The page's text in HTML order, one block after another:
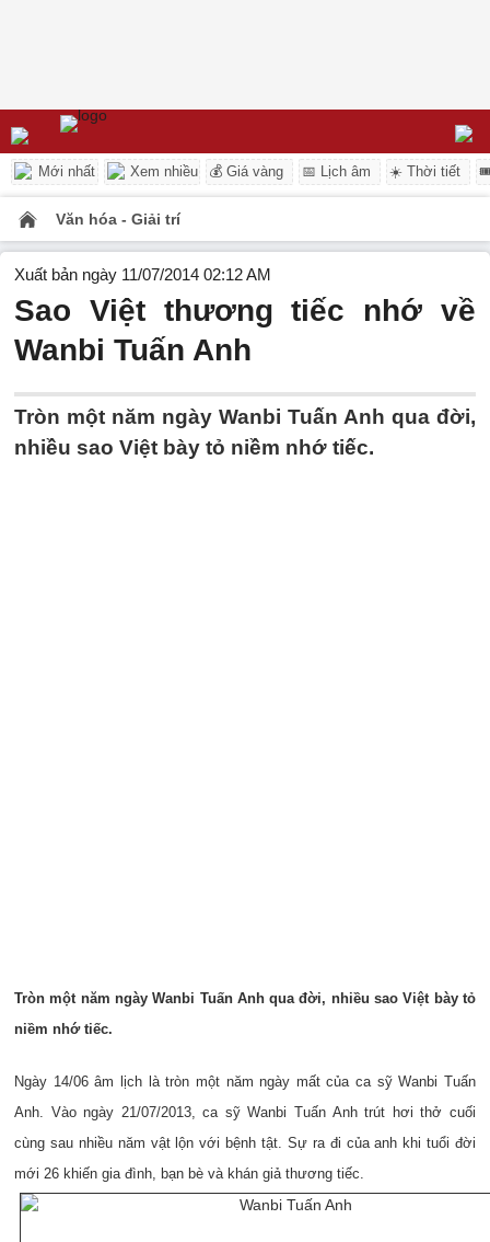
Mới nhất Xem nhiều 💰 Giá vàng 📅 Lịch âm ☀️ Thời tiết
Văn hóa - Giải trí
Xuất bản ngày 11/07/2014 02:12 AM
Sao Việt thương tiếc nhớ về
Wanbi Tuấn Anh
Tròn một năm ngày Wanbi Tuấn Anh qua đời,
nhiều sao Việt bày tỏ niềm nhớ tiếc.
Tròn một năm ngày Wanbi Tuấn Anh qua đời, nhiều sao Việt bày tỏ
niềm nhớ tiếc.
Ngày 14/06 âm lịch là tròn một năm ngày mất của ca sỹ Wanbi Tuấn
Anh. Vào ngày 21/07/2013, ca sỹ Wanbi Tuấn Anh trút hơi thở cuối
cùng sau nhiều năm vật lộn với bệnh tật. Sự ra đi của anh khi tuổi đời
mới 26 khiến gia đình, bạn bè và khán giả thương tiếc.